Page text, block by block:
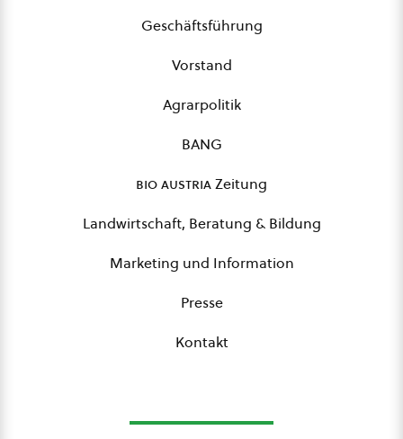
Geschäftsführung
Vorstand
Agrarpolitik
BANG
bio austriaZeitung
Landwirtschaft, Beratung & Bildung
Marketing und Information
Presse
Kontakt